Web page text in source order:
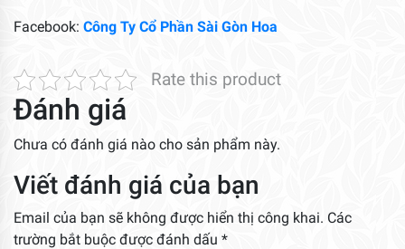
Facebook: Công Ty Cổ Phần Sài Gòn Hoa
Rate this product
Đánh giá
Chưa có đánh giá nào cho sản phẩm này.
Viết đánh giá của bạn
Email của bạn sẽ không được hiển thị công khai. Các
trường bắt buộc được đánh dấu *